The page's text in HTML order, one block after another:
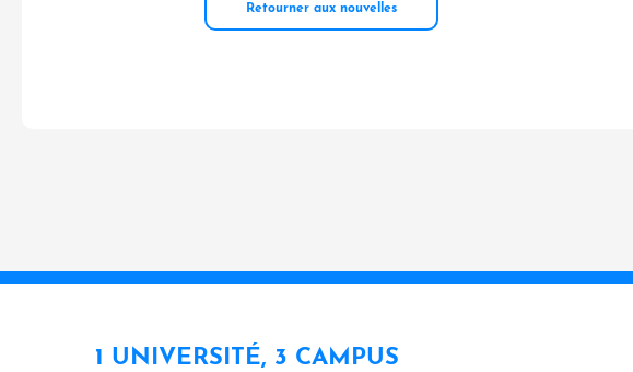
Retourner aux nouvelles
1 UNIVERSITÉ, 3 CAMPUS